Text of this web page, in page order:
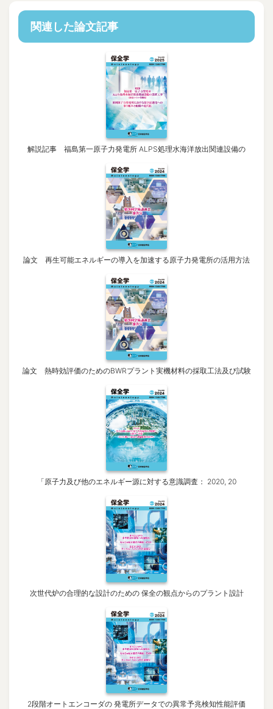
関連した論文記事
解説記事 福島第一原子力発電所 ALPS処理水海洋放出関連設備の
論文 再生可能エネルギーの導入を加速する原子力発電所の活用方法
論文 熱時効評価のためのBWRプラント実機材料の採取工法及び試験
「原子力及び他のエネルギー源に対する意識調査： 2020, 20
次世代炉の合理的な設計のための 保全の観点からのプラント設計
2段階オートエンコーダの 発電所データでの異常予兆検知性能評価